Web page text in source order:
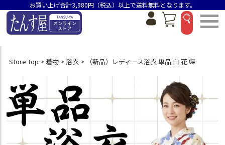
お買い上げ合計3,980円（税込）以上で送料無料となります。
Store Top 着物 浴衣 （新品）レディース浴衣 単品 白 花 蝶